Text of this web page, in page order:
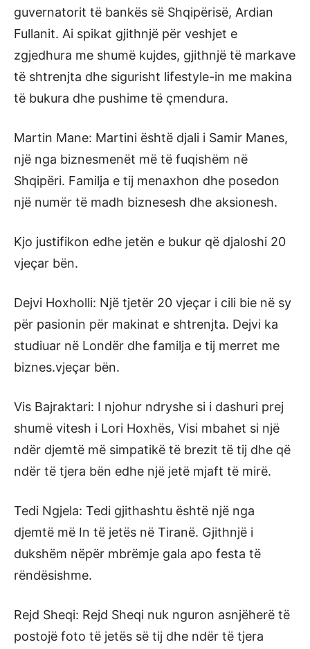
guvernatorit të bankës së Shqipërisë, Ardian
Fullanit. Ai spikat gjithnjë për veshjet e
zgjedhura me shumë kujdes, gjithnjë të markave
të shtrenjta dhe sigurisht lifestyle-in me makina
të bukura dhe pushime të çmendura.
Martin Mane: Martini është djali i Samir Manes,
një nga biznesmenët më të fuqishëm në
Shqipëri. Familja e tij menaxhon dhe posedon
një numër të madh biznesesh dhe aksionesh.
Kjo justifikon edhe jetën e bukur që djaloshi 20
vjeçar bën.
Dejvi Hoxholli: Një tjetër 20 vjeçar i cili bie në sy
për pasionin për makinat e shtrenjta. Dejvi ka
studiuar në Londër dhe familja e tij merret me
biznes.vjeçar bën.
Vis Bajraktari: I njohur ndryshe si i dashuri prej
shumë vitesh i Lori Hoxhës, Visi mbahet si një
ndër djemtë më simpatikë të brezit të tij dhe që
ndër të tjera bën edhe një jetë mjaft të mirë.
Tedi Ngjela: Tedi gjithashtu është një nga
djemtë më In të jetës në Tiranë. Gjithnjë i
dukshëm nëpër mbrëmje gala apo festa të
rëndësishme.
Rejd Sheqi: Rejd Sheqi nuk nguron asnjëherë të
postojë foto të jetës së tij dhe ndër të tjera